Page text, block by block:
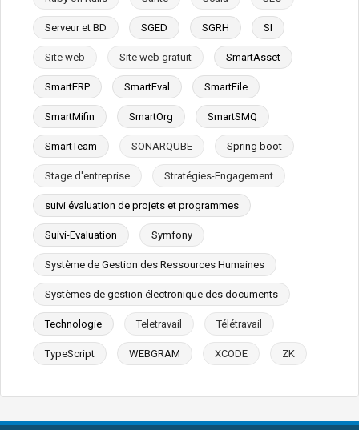
Serveur et BD SGED SGRH SI
Site web Site web gratuit SmartAsset
SmartERP SmartEval SmartFile
SmartMifin SmartOrg SmartSMQ
SmartTeam SONARQUBE Spring boot
Stage d'entreprise Stratégies-Engagement
suivi évaluation de projets et programmes
Suivi-Evaluation Symfony
Système de Gestion des Ressources Humaines
Systèmes de gestion électronique des documents
Technologie Teletravail Télétravail
TypeScript WEBGRAM XCODE ZK